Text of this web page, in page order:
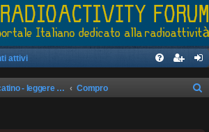
attivi
Mercatino - leggere il regolamento prima di postare Compro